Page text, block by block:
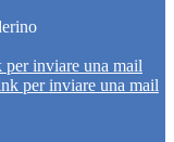
inviare una mail
per inviare una mail